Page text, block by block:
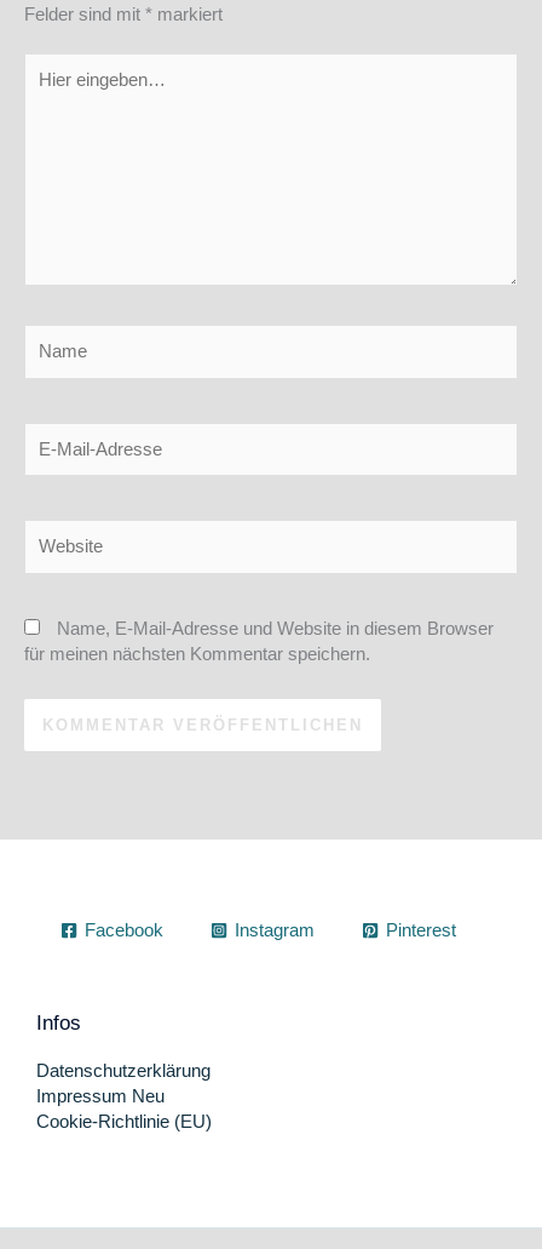
Felder sind mit * markiert
eingeben…
Mail-
Name, E-Mail-Adresse und Website in diesem Browser
für meinen nächsten Kommentar speichern.
Facebook Instagram Pinterest
Infos
Datenschutzerklärung
Impressum Neu
Cookie-Richtlinie (EU)